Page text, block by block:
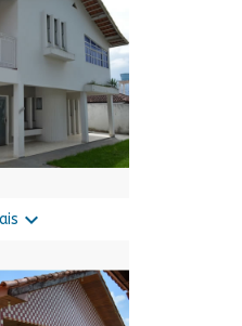
para cliente!

(Casa com 2
para cliente!